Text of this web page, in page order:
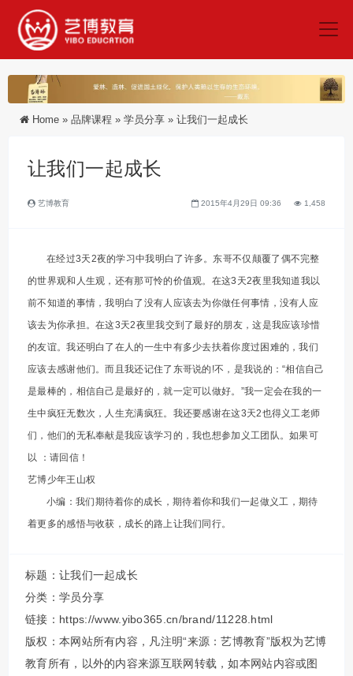
Home » 品牌课程 » 学员分享 » 让我们一起成长
让我们一起成长
艺博教育 2015年4月29日 09:36 1,458
在经过3天2夜的学习中我明白了许多。东哥不仅颠覆了偶不完整
的世界观和人生观，还有那可怜的价值观。在这3天2夜里我知道我以
前不知道的事情，我明白了没有人应该去为你做任何事情，没有人应
该去为你承担。在这3天2夜里我交到了最好的朋友，这是我应该珍惜
的友谊。我还明白了在人的一生中有多少去扶着你度过困难的，我们
应该去感谢他们。而且我还记住了东哥说的!不，是我说的：“相信自己
是最棒的，相信自己是最好的，就一定可以做好。”我一定会在我的一
生中疯狂无数次，人生充满疯狂。我还要感谢在这3天2也得义工老师
们，他们的无私奉献是我应该学习的，我也想参加义工团队。如果可
以 ：请回信！
艺博少年王山权
小编：我们期待着你的成长，期待着你和我们一起做义工，期待
着更多的感悟与收获，成长的路上让我们同行。
标题：让我们一起成长
分类： 学员分享
链接：https://www.yibo365.cn/brand/11228.html
版权：本网站所有内容，凡注明“来源：艺博教育”版权为艺博
教育所有，以外的内容来源互联网转载，如本网站内容或图